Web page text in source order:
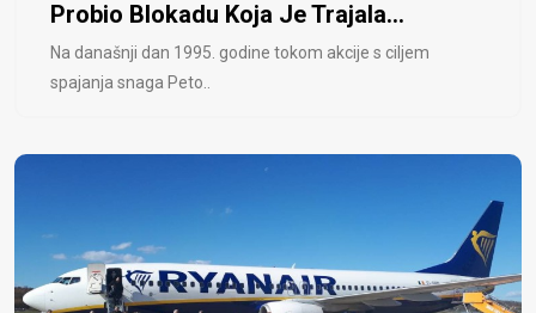
Probio Blokadu Koja Je Trajala...
Na današnji dan 1995. godine tokom akcije s ciljem
spajanja snaga Peto..